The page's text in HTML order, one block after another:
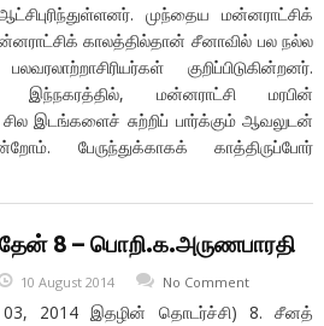
முந்தைய மன்னராட்சிக்
காலத்தில்தான் சீனாவில் பல நல்ல
குறிப்பிடுகின்றனர்.
இந்நகரத்தில், மன்னராட்சி மரபின்
இடங்களைச் சுற்றிப் பார்க்கும் ஆவலுடன்
பேருந்துக்காகக் காத்திருப்போர்
8 – பொறி.க.அருணபாரதி
10 August 2014 No Comment
2014 இதழின் தொடர்ச்சி) 8. சீனத்